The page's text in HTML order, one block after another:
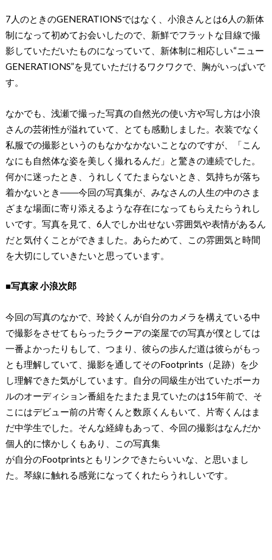
7人のときのGENERATIONSではなく、小浪さんとは6人の新体
制になって初めてお会いしたので、新鮮でフラットな目線で撮
影していただいたものになっていて、新体制に相応しい“ニュー
GENERATIONS”を見ていただけるワクワクで、胸がいっぱいで
す。
なかでも、浅瀬で撮った写真の自然光の使い方や写し方は小浪
さんの芸術性が溢れていて、とても感動しました。衣装でなく
私服での撮影というのもなかなかないことなのですが、「こん
なにも自然体な姿を美しく撮れるんだ」と驚きの連続でした。
何かに迷ったとき、うれしくてたまらないとき、気持ちが落ち
着かないとき――今回の写真集が、みなさんの人生の中のさま
ざまな場面に寄り添えるような存在になってもらえたらうれし
いです。写真を見て、6人でしか出せない雰囲気や表情があるん
だと気付くことができました。あらためて、この雰囲気と時間
を大切にしていきたいと思っています。
■写真家 小浪次郎
今回の写真のなかで、玲於くんが自分のカメラを構えている中
で撮影をさせてもらったラクーアの楽屋での写真が僕としては
一番よかったりもして、つまり、彼らの歩んだ道は彼らがもっ
とも理解していて、撮影を通してそのFootprints（足跡）を少
し理解できた気がしています。自分の同級生が出ていたボーカ
ルのオーディション番組をたまたま見ていたのは15年前で、そ
こにはデビュー前の片寄くんと数原くんもいて、片寄くんはま
だ中学生でした。そんな経緯もあって、今回の撮影はなんだか
個人的に懐かしくもあり、この写真集
が自分のFootprintsともリンクできたらいいな、と思いまし
た。琴線に触れる感覚になってくれたらうれしいです。